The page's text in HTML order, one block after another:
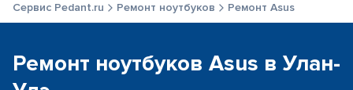
Сервис Pedant.ru Ремонт ноутбуков Ремонт Asus
Ремонт ноутбуков Asus в Улан-